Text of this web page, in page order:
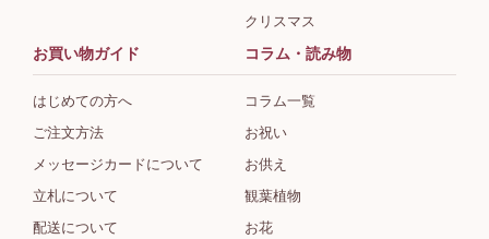
クリスマス
お買い物ガイド
はじめての方へ
ご注文方法
メッセージカードについて
立札について
配送について
コラム・読み物
コラム一覧
お祝い
お供え
観葉植物
お花